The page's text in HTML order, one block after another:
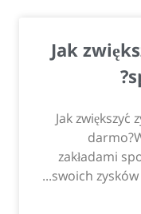
Jak
Jak zwiększyć
zakładami
swoich